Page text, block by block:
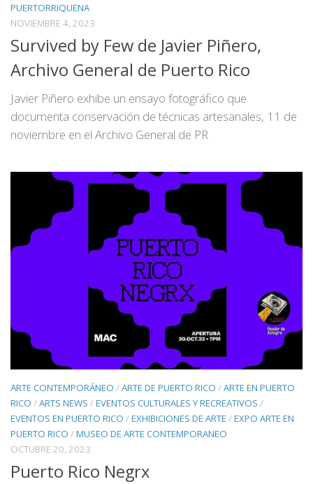
PUERTORRIQUENA
NOVIEMBRE 4, 2023
Survived by Few de Javier Piñero,
Archivo General de Puerto Rico
Javier Piñero exhibe un ensayo fotográfico que
documenta conservación de técnicas artesanales, 11 de
noviembre en el Archivo General de PR
ARTE CONTEMPORÁNEO /ARTE DE PUERTO RICO /ARTE EN PUERTO
RICO /ARTS NEWS /EVENTOS CULTURALES Y RECREATIVOS /
EVENTOS EN PUERTO RICO /EXHIBICIONES DE ARTE /EXPO ARTE EN
PUERTO RICO /MUSEO DE ARTE CONTEMPORANEO
OCTUBRE 20, 2023
Puerto Rico Negrx